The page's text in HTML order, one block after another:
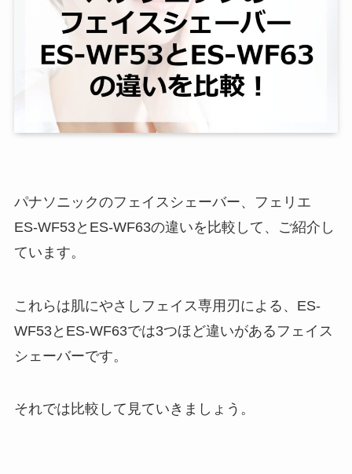
パナソニックのフェイスシェーバー、フェリエ
ES-WF53とES-WF63の違いを比較して、ご紹介し
ています。
これらは肌にやさしフェイス専用刃による、ES-
WF53とES-WF63では3つほど違いがあるフェイス
シェーバーです。
それでは比較して見ていきましょう。